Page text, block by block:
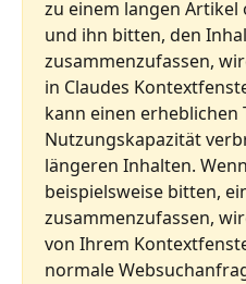
zu einem langen
und ihn bitten, den
zusammenzufassen,
in Claudes
kann einen erheblichen
Nutzungskapazität
längeren Inhalten.
beispielsweise bitten,
zusammenzufassen,
von Ihrem
normale